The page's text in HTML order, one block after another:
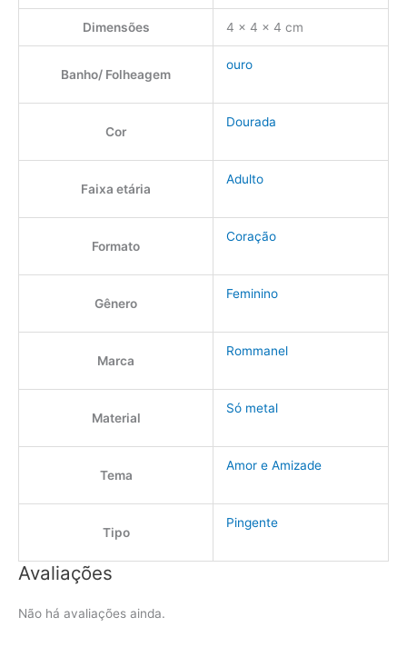
Dimensões 4 × 4 × 4 cm
Banho/ Folheagem
ouro
Cor
Dourada
Faixa etária
Adulto
Formato
Coração
Gênero
Feminino
Marca
Rommanel
Material
Só metal
Tema
Amor e Amizade
Tipo
Pingente
Avaliações
Não há avaliações ainda.